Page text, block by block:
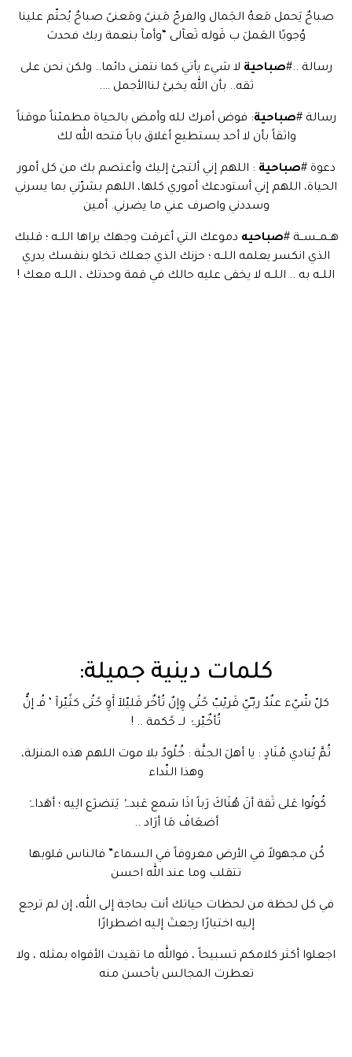
صباحٌ يَحمل مَعهُ الجَمال والفرحّ مَبنىً ومَعنىً صباحٌ يُحتّم علينا
وُجوبًا العَملَ ب قَوله تَعآلى “وأمآ بنعمة ربك فحدث
رسالة ..#صباحية لا شيء يأتي كما نتمنى دائما.. ولكن نحن على
ثقه.. بأن الله يخبئ لناالأجمل ….
رسالة #صباحية: فوض أمرك لله وأمض بالحياة مطمئناً موقناً
واثقاً بأن لا أحد يستطيع أغلاق باباً فتحه الله لك
دعوة #صباحية : اللهم إني ألتجئ إليك وأعتصم بك من كل أمور
الحياة، اللهم إني أستودعك أموري كلها، اللهم بشرّني بما يسرني
وسددني واصرف عني ما يضرني. أمين
هــمــســة #صباحيه دموعك التي أغرقت وجهك يراها اللــه ؛ قلبك
الذي انكسر يعلمه اللــه ؛ حزنك الذي جعلك تخلو بنفسك يدري
اللــه به .. اللــه لا يخفى عليه حالك في قمة وحدتك ، اللــه معك !
كلمات دينية جميلة:
كلّ شّيّء عنٌدُ ربّـّيّ قَريّبّ حًتُى وِإنٌ تُأخٌر قَليّلآ أَوِ حًتُى كثًيّرآ ‘ فُـ إنٌّ
تُأخٌيّرۂ لــ حًكمة .. !
ثُمَّ يُنادي مُنَادٍ : يا أهلَ الجنَّة : خُلُودٌ بلا موت اللهم هذه المنزلة،
وهذا النّداء
كُونُوا عَلى ثَقة أنَ هُنَاكَ رَباً اذَا سَمع عَبدہُ يَتضرَع الِيه ؛ أهَداہْ
أضعَافْ مَا أرَاد ..
كُن مجهولاً في الأرض معروفاً في السماء” فالناس قلوبها
تتقلب وما عند الله احسن
في كل لحظة من لحظات حياتك أنت بحاجة إلى الله، إن لم ترجع
إليه اختيارًا رجعتَ إليه اضطرارًا
اجعلوا أكثر كلامكم تسبيحاً ، فوالله ما تقيدت الأفواه بمثله ، ولا
تعطرت المجالس بأحسن منه